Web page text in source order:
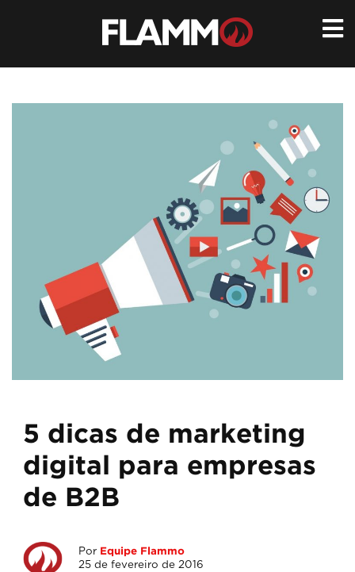
5 dicas de marketing
digital para empresas
de B2B
Por Equipe Flammo
25 de fevereiro de 2016